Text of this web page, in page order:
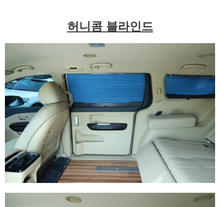
허니콤 블라인드